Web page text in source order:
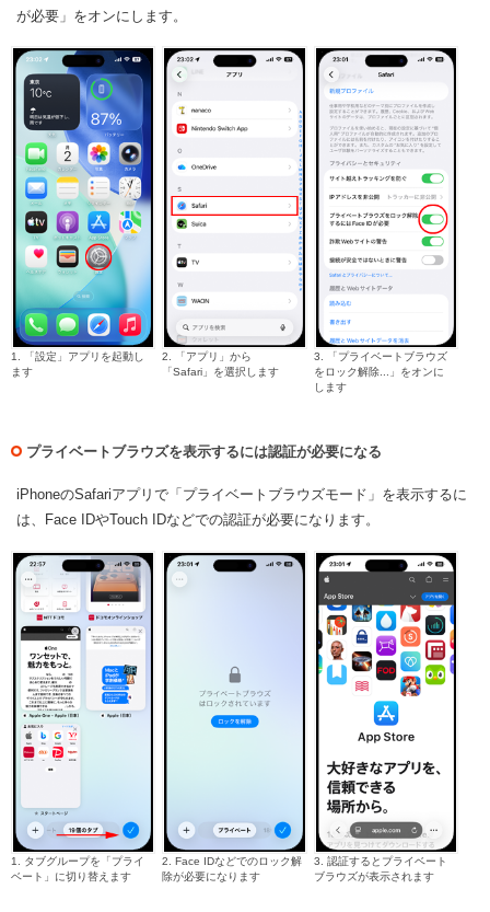
が必要」をオンにします。
1. 「設定」アプリを起動し
ます
2. 「アプリ」から
「Safari」を選択します
3. 「プライベートブラウズ
をロック解除...」をオンに
します
プライベートブラウズを表示するには認証が必要になる
iPhoneのSafariアプリで「プライベートブラウズモード」を表示するに
は、Face IDやTouch IDなどでの認証が必要になります。
1. タブグループを「プライ
ベート」に切り替えます
2. Face IDなどでのロック解
除が必要になります
3. 認証するとプライベート
ブラウズが表示されます